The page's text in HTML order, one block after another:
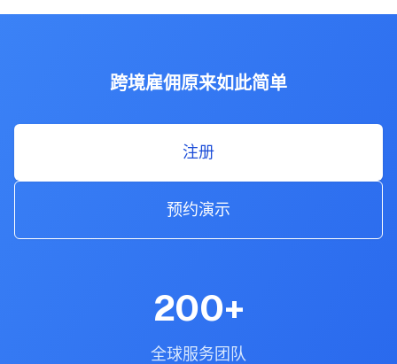
跨境雇佣原来如此简单
注册
预约演示
200+
全球服务团队